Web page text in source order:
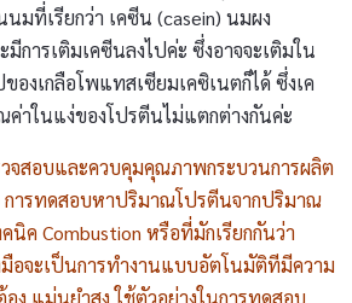
มที่เรียกว่า เคซีน (casein) นมผง
การเติมเคซีนลงไปค่ะ ซึ่งอาจจะเติมใน
องเกลือโพแทสเซียมเคซิเนตก็ได้ ซึ่งเค
าในแง่ของโปรตีนไม่แตกต่างกันค่ะ
จสอบและควบคุมคุณภาพกระบวนการผลิต
การทดสอบหาปริมาณโปรตีนจากปริมาณ
นิค Combustion หรือที่มักเรียกกันว่า
มือจะเป็นการทำงานแบบอัตโนมัติทีมีความ
อง แม่นยำสูง ใช้ตัวอย่างในการทดสอบ